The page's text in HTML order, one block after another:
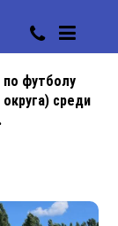
футболу
среди